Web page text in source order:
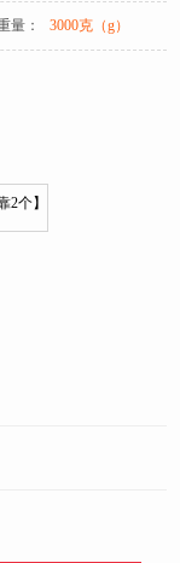
量： 3000克（g）